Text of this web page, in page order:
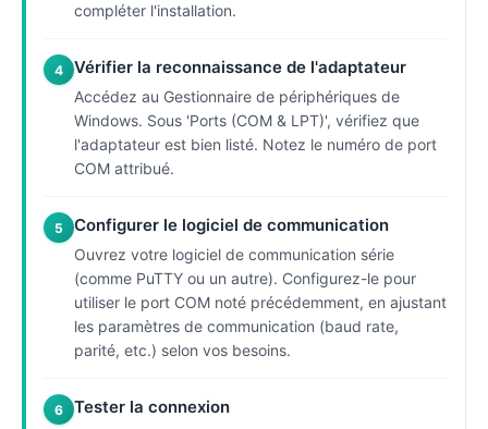
compléter l'installation.
4 Vérifier la reconnaissance de l'adaptateur
Accédez au Gestionnaire de périphériques de
Windows. Sous 'Ports (COM & LPT)', vérifiez que
l'adaptateur est bien listé. Notez le numéro de port
COM attribué.
5 Configurer le logiciel de communication
Ouvrez votre logiciel de communication série
(comme PuTTY ou un autre). Configurez-le pour
utiliser le port COM noté précédemment, en ajustant
les paramètres de communication (baud rate,
parité, etc.) selon vos besoins.
6 Tester la connexion